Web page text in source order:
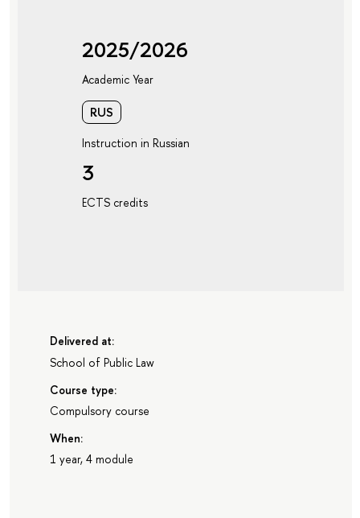
2025/2026
Academic Year
RUS
Instruction in Russian
3
ECTS credits
Delivered at:
School of Public Law
Course type:
Compulsory course
When:
1 year, 4 module